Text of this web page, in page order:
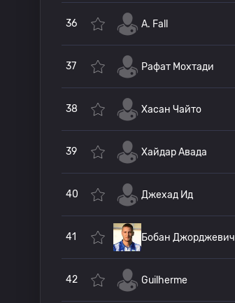
36 A. Fall
37 Рафат Мохтади
38 Хасан Чайто
39 Хайдар Авада
40 Джехад Ид
41 Бобан Джорджевич
42 Guilherme